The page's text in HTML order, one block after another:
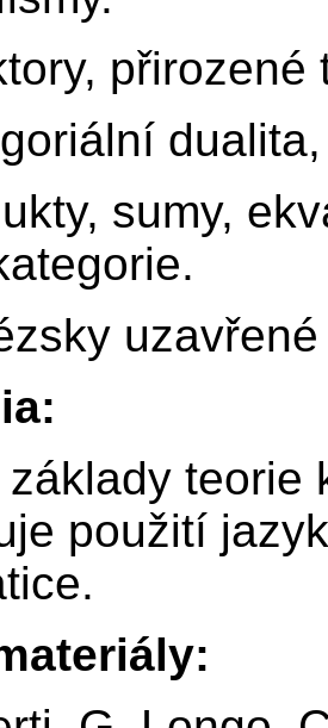
sumy,
základy teorie
použití